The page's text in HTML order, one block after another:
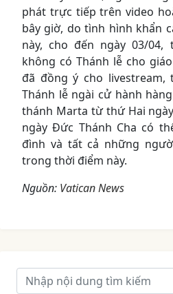
phát trực tiếp trên video
bây giờ, do tình hình khẩn
này, cho đến ngày 03/
không có Thánh lễ cho
đã đồng ý cho
Thánh lễ ngài cử hành
thánh Marta từ thứ Hai
ngày Đức Thánh Cha có
đình và tất cả những
trong thời điểm này.
Nguồn: Vatican News